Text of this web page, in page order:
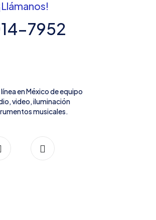
7952
en México de equipo
video, iluminación
musicales.